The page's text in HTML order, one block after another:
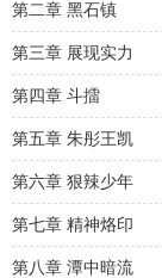
第二章 黑石镇
第三章 展现实力
第四章 斗擂
第五章 朱彤王凯
第六章 狠辣少年
第七章 精神烙印
第八章 潭中暗流